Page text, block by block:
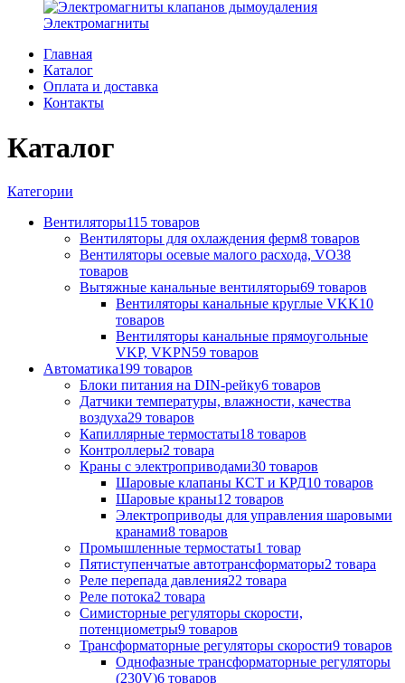
Электромагниты
Главная
Каталог
Оплата и доставка
Контакты
Каталог
Категории
Вентиляторы115 товаров
Вентиляторы для охлаждения ферм8 товаров
Вентиляторы осевые малого расхода, VO38
товаров
Вытяжные канальные вентиляторы69 товаров
Вентиляторы канальные круглые VKK10
товаров
Вентиляторы канальные прямоугольные
VKP, VKPN59 товаров
Автоматика199 товаров
Блоки питания на DIN-рейку6 товаров
Датчики температуры, влажности, качества
воздуха29 товаров
Капиллярные термостаты18 товаров
Контроллеры2 товара
Краны с электроприводами30 товаров
Шаровые клапаны КСТ и КРД10 товаров
Шаровые краны12 товаров
Электроприводы для управления шаровыми
кранами8 товаров
Промышленные термостаты1 товар
Пятиступенчатые автотрансформаторы2 товара
Реле перепада давления22 товара
Реле потока2 товара
Симисторные регуляторы скорости,
потенциометры9 товаров
Трансформаторные регуляторы скорости9 товаров
Однофазные трансформаторные регуляторы
(230V)6 товаров